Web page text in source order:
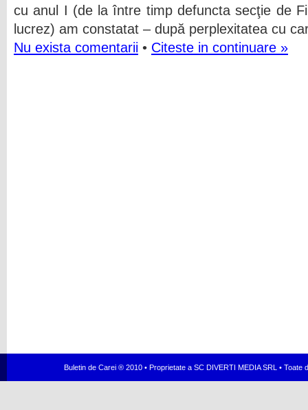
cu anul I (de la între timp defuncta secţie de
lucrez) am constatat – după perplexitatea cu
Nu exista comentarii • Citeste in continuare »
Buletin de Carei ® 2010 • Proprietate a SC DIVERTI MEDIA SRL •